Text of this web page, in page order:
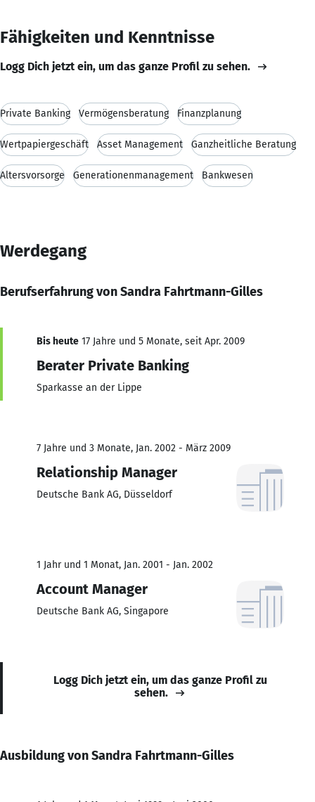
Fähigkeiten und Kenntnisse
Logg Dich jetzt ein, um das ganze Profil zu sehen.
Private Banking Vermögensberatung Finanzplanung
Wertpapiergeschäft Asset Management Ganzheitliche Beratung
Altersvorsorge Generationenmanagement Bankwesen
Werdegang
Berufserfahrung von Sandra Fahrtmann-Gilles
Bis heute 17 Jahre und 5 Monate, seit Apr. 2009
Berater Private Banking
Sparkasse an der Lippe
7 Jahre und 3 Monate, Jan. 2002 - März 2009
Relationship Manager
Deutsche Bank AG, Düsseldorf
1 Jahr und 1 Monat, Jan. 2001 - Jan. 2002
Account Manager
Deutsche Bank AG, Singapore
Logg Dich jetzt ein, um das ganze Profil zu
sehen.
Ausbildung von Sandra Fahrtmann-Gilles